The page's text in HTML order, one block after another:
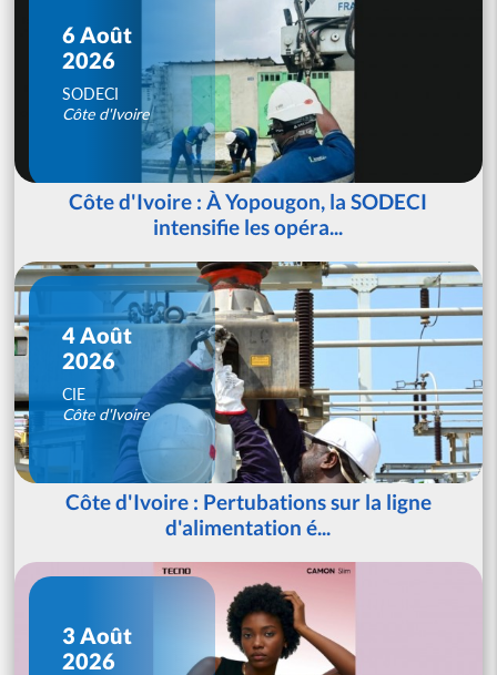
6 Août
2026
SODECI
Côte d'Ivoire
Côte d'Ivoire : À Yopougon, la SODECI
intensifie les opéra...
4 Août
2026
CIE
Côte d'Ivoire
Côte d'Ivoire : Pertubations sur la ligne
d'alimentation é...
3 Août
2026